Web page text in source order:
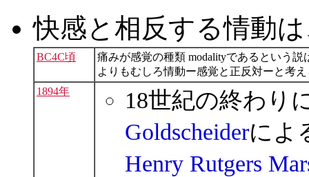
快感と相反する情動
BC4C頃
痛みが感覚の種類 modalityであるという
よりもむしろ情動ー感覚と正反対ーと考
1894年
18世紀の終わり
Goldscheiderによ
Henry Rutgers